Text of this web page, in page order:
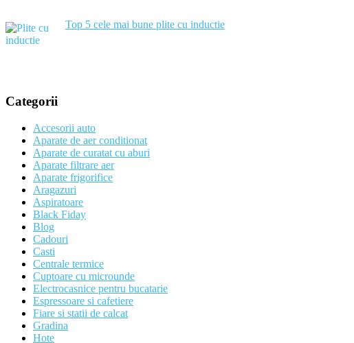
Top 5 cele mai bune plite cu inductie
Categorii
Accesorii auto
Aparate de aer conditionat
Aparate de curatat cu aburi
Aparate filtrare aer
Aparate frigorifice
Aragazuri
Aspiratoare
Black Fiday
Blog
Cadouri
Casti
Centrale termice
Cuptoare cu microunde
Electrocasnice pentru bucatarie
Espressoare si cafetiere
Fiare si statii de calcat
Gradina
Hote